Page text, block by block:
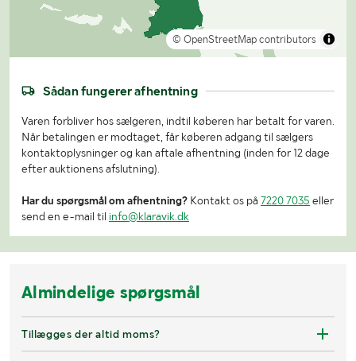
© OpenStreetMap contributors
Sådan fungerer afhentning
Varen forbliver hos sælgeren, indtil køberen har betalt for varen.
Når betalingen er modtaget, får køberen adgang til sælgers
kontaktoplysninger og kan aftale afhentning (inden for 12 dage
efter auktionens afslutning).
Har du spørgsmål om afhentning? Kontakt os på 7220 7035 eller
send en e-mail til info@klaravik.dk
Almindelige spørgsmål
Tillægges der altid moms?